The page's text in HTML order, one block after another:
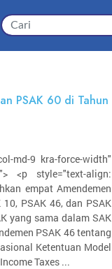
PSAK 60 di Tahun
md-9 kra-force-width"
<p style="text-align:
empat Amendemen
PSAK 46, dan PSAK
yang sama dalam SAK
PSAK 46 tentang
Ketentuan Model
Taxes ...